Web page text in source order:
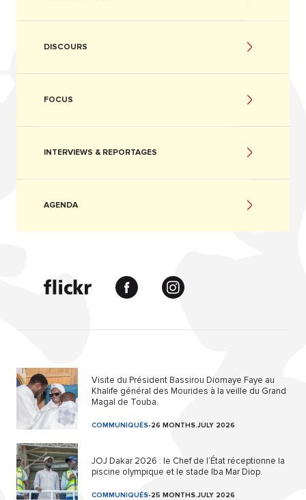
DISCOURS
FOCUS
INTERVIEWS & REPORTAGES
AGENDA
Visite du Président Bassirou Diomaye Faye au
Khalife général des Mourides à la veille du Grand
Magal de Touba.
COMMUNIQUÉS-26 MONTHS.JULY 2026
JOJ Dakar 2026 : le Chef de l’État réceptionne la
piscine olympique et le stade Iba Mar Diop.
COMMUNIQUÉS-25 MONTHS.JULY 2026